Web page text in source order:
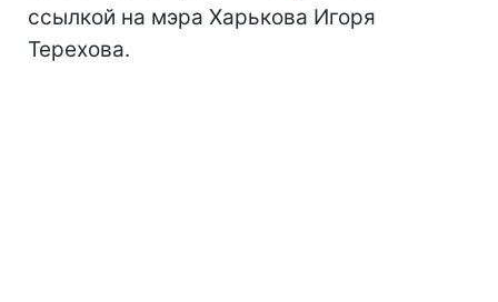
ссылкой на мэра Харькова Игоря
Терехова.